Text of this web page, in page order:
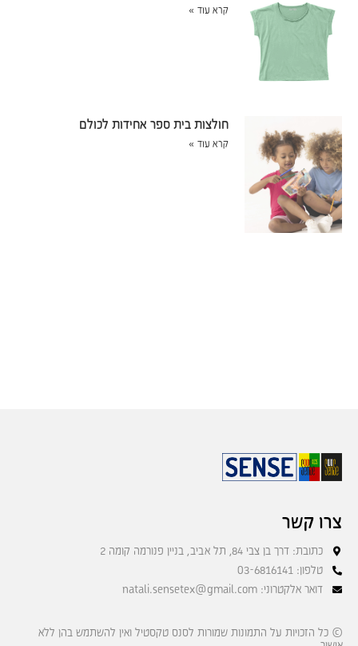
קרא עוד »
חולצות בית ספר אחידות לכולם
קרא עוד »
צרו קשר
כתובת: דרך בן צבי 84, תל אביב, בניין פנורמה קומה 2
טלפון: 03-6816141
דואר אלקטרוני: natali.sensetex@gmail.com
© כל הזכויות על התמונות שמורות לסנס טקסטיל ואין להשתמש בהן ללא